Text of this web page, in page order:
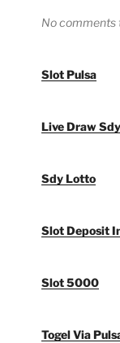
No comments
Slot Pulsa
Live Draw Sdy
Sdy Lotto
Slot Deposit
Slot 5000
Togel Via